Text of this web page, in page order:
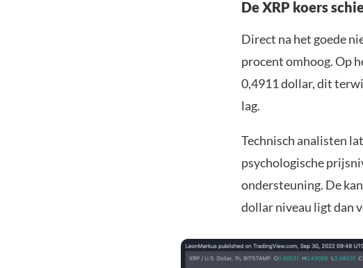
De XRP koers
Direct na het goede
procent omhoog. Op
0,4911 dollar, dit
lag.
Technisch analisten
psychologische
ondersteuning. De
dollar niveau ligt dan